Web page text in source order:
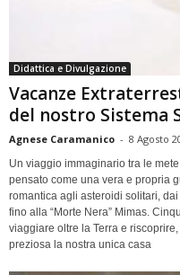
Didattica e Divulgazione
Vacanze
del nostro Sistema
Agnese Caramanico - 8 Agosto
Un viaggio immaginario tra le
pensato come una vera e propria
romantica agli asteroidi solitari,
fino alla “Morte Nera” Mimas.
viaggiare oltre la Terra e
preziosa la nostra unica casa